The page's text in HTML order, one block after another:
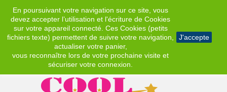
En poursuivant votre navigation sur ce site, vous
devez accepter l’utilisation et l'écriture de Cookies
sur votre appareil connecté. Ces Cookies (petits
fichiers texte) permettent de suivre votre navigation,
actualiser votre panier,
vous reconnaître lors de votre prochaine visite et
sécuriser votre connexion.
J'accepte
EUR